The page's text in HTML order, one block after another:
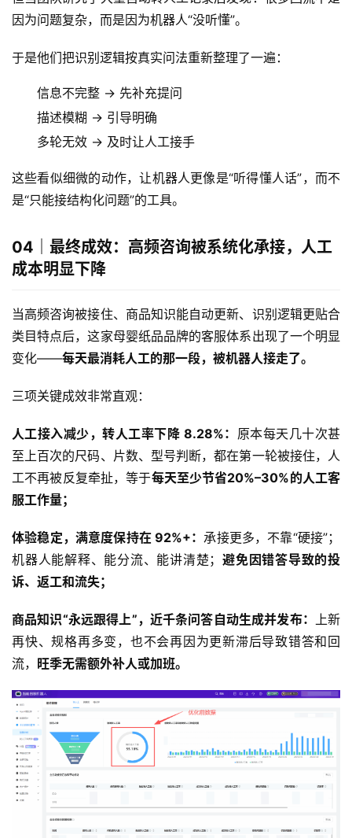
因为问题复杂，而是因为机器人“没听懂”。
于是他们把识别逻辑按真实问法重新整理了一遍：
信息不完整 → 先补充提问
描述模糊 → 引导明确
多轮无效 → 及时让人工接手
这些看似细微的动作，让机器人更像是“听得懂人话”，而不
是“只能接结构化问题”的工具。
04｜最终成效：高频咨询被系统化承接，人工
成本明显下降
当高频咨询被接住、商品知识能自动更新、识别逻辑更贴合
类目特点后，这家母婴纸品品牌的客服体系出现了一个明显
变化——每天最消耗人工的那一段，被机器人接走了。
三项关键成效非常直观：
人工接入减少，转人工率下降 8.28%： 原本每天几十次甚
至上百次的尺码、片数、型号判断，都在第一轮被接住，人
工不再被反复牵扯，等于每天至少节省20%–30%的人工客
服工作量；
体验稳定， 满意度保持在 92%+：承接更多，不靠“硬接”；
机器人能解释、能分流、能讲清楚； 避免因错答导致的投
诉、返工和流失；
商品知识“永远跟得上”，近千条问答自动生成并发布： 上新
再快、规格再多变，也不会再因为更新滞后导致错答和回
流， 旺季无需额外补人或加班。